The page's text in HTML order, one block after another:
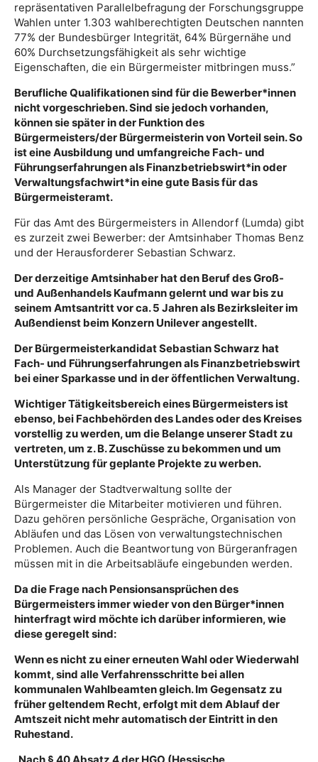
repräsentativen Parallelbefragung der Forschungsgruppe
Wahlen unter 1.303 wahlberechtigten Deutschen nannten
77% der Bundesbürger Integrität, 64% Bürgernähe und
60% Durchsetzungsfähigkeit als sehr wichtige
Eigenschaften, die ein Bürgermeister mitbringen muss.”
Berufliche Qualifikationen sind für die Bewerber*innen
nicht vorgeschrieben. Sind sie jedoch vorhanden,
können sie später in der Funktion des
Bürgermeisters/der Bürgermeisterin von Vorteil sein. So
ist eine Ausbildung und umfangreiche Fach- und
Führungserfahrungen als Finanzbetriebswirt*in oder
Verwaltungsfachwirt*in eine gute Basis für das
Bürgermeisteramt.
Für das Amt des Bürgermeisters in Allendorf (Lumda) gibt
es zurzeit zwei Bewerber: der Amtsinhaber Thomas Benz
und der Herausforderer Sebastian Schwarz.
Der derzeitige Amtsinhaber hat den Beruf des Groß-
und Außenhandels Kaufmann gelernt und war bis zu
seinem Amtsantritt vor ca. 5 Jahren als Bezirksleiter im
Außendienst beim Konzern Unilever angestellt.
Der Bürgermeisterkandidat Sebastian Schwarz hat
Fach- und Führungserfahrungen als Finanzbetriebswirt
bei einer Sparkasse und in der öffentlichen Verwaltung.
Wichtiger Tätigkeitsbereich eines Bürgermeisters ist
ebenso, bei Fachbehörden des Landes oder des Kreises
vorstellig zu werden, um die Belange unserer Stadt zu
vertreten, um z. B. Zuschüsse zu bekommen und um
Unterstützung für geplante Projekte zu werben.
Als Manager der Stadtverwaltung sollte der
Bürgermeister die Mitarbeiter motivieren und führen.
Dazu gehören persönliche Gespräche, Organisation von
Abläufen und das Lösen von verwaltungstechnischen
Problemen. Auch die Beantwortung von Bürgeranfragen
müssen mit in die Arbeitsabläufe eingebunden werden.
Da die Frage nach Pensionsansprüchen des
Bürgermeisters immer wieder von den Bürger*innen
hinterfragt wird möchte ich darüber informieren, wie
diese geregelt sind:
Wenn es nicht zu einer erneuten Wahl oder Wiederwahl
kommt, sind alle Verfahrensschritte bei allen
kommunalen Wahlbeamten gleich. Im Gegensatz zu
früher geltendem Recht, erfolgt mit dem Ablauf der
Amtszeit nicht mehr automatisch der Eintritt in den
Ruhestand.